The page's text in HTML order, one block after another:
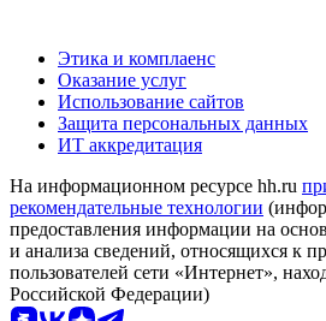
Этика и комплаенс
Оказание услуг
Использование сайтов
Защита персональных данных
ИТ аккредитация
На информационном ресурсе hh.ru
рекомендательные технологии
предоставления информации на
и анализа сведений, относящихся к
пользователей сети «Интернет»,
Российской Федерации)